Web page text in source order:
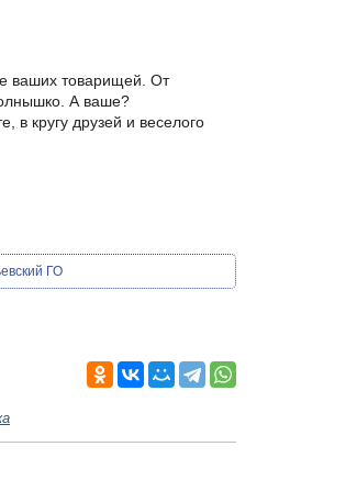
ваших товарищей. От
А ваше?
кругу друзей и веселого
ГО